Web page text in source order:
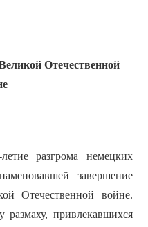
Отечественной
разгрома немецких
завершение
Отечественной войне.
привлекавшихся